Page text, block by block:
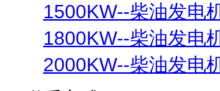
1500KW--柴油发电
1800KW--柴油发电
2000KW--柴油发电